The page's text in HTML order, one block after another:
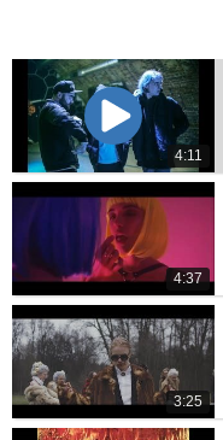
4:11
4:37
3:25